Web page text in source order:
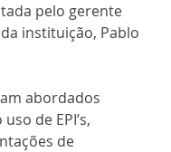
pelo gerente
instituição, Pablo
abordados
de EPI’s,
de